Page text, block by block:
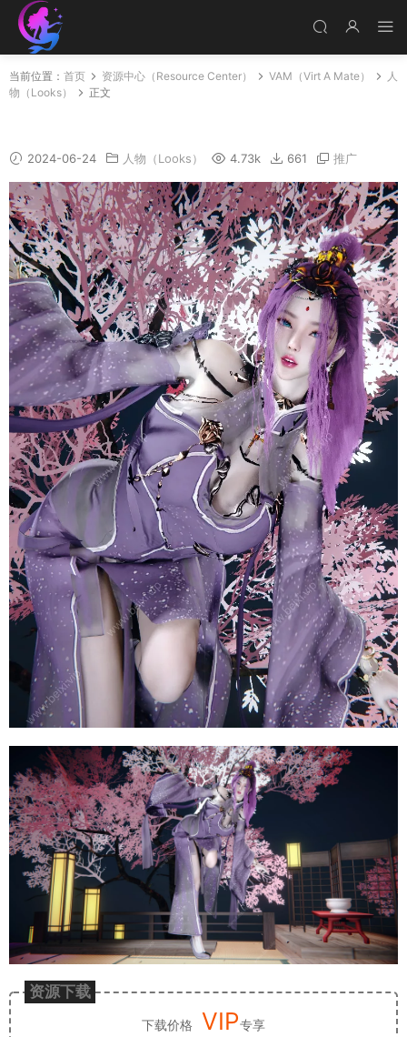
当前位置： 首页 资源中心（Resource Center） VAM（Virt A Mate）
人
物（Looks）
正文
2024-06-24 人物（Looks） 4.73k 661 推广
资源下载
下载价格 VIP专享